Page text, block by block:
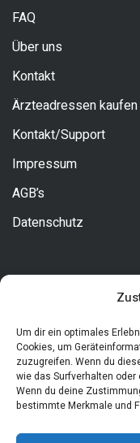
Um dir ein optimales
Cookies, um
zuzugreifen. Wenn du
wie das Surfverhalten
Wenn du deine
bestimmte Merkmale und
FAQ
Über uns
Kontakt
Ärzteadressen kaufen
Kontakt/Support
Impressum
AGB’s
Datenschutz
Allgemeine Fragen
Tel. 0631/34373180
info@arztadressen.de